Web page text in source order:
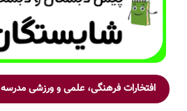
افتخارات فرهنگی، علمی و ورزشی مدرسه